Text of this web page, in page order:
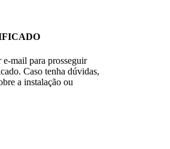
e-mail para prosseguir
Caso tenha dúvidas,
a instalação ou